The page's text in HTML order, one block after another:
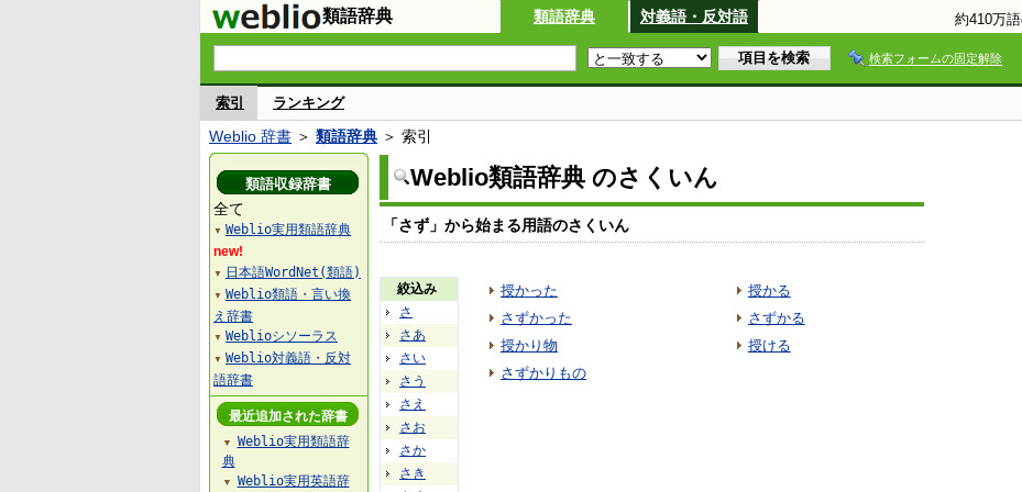
類語辞典 類語辞典 対義語・反対語 約410万
検索フォームの固定解除
索引 ランキング
Weblio 辞書 ＞ 類語辞典 ＞ 索引
Weblio類語辞典 のさくいん
「さず」から始まる用語のさくいん
絞込み
さ
さあ
さい
さう
さえ
さお
さか
さき
授かった
さずかった
授かり物
さずかりもの
授かる
さずかる
授ける
類語収録辞書
全て
▼ Weblio実用類語辞典
new!
▼ 日本語WordNet(類語)
▼ Weblio類語・言い換
え辞書
▼ Weblioシソーラス
▼ Weblio対義語・反対
語辞書
最近追加された辞書
▼
Weblio実用類語辞
典
▼
Weblio実用英語辞